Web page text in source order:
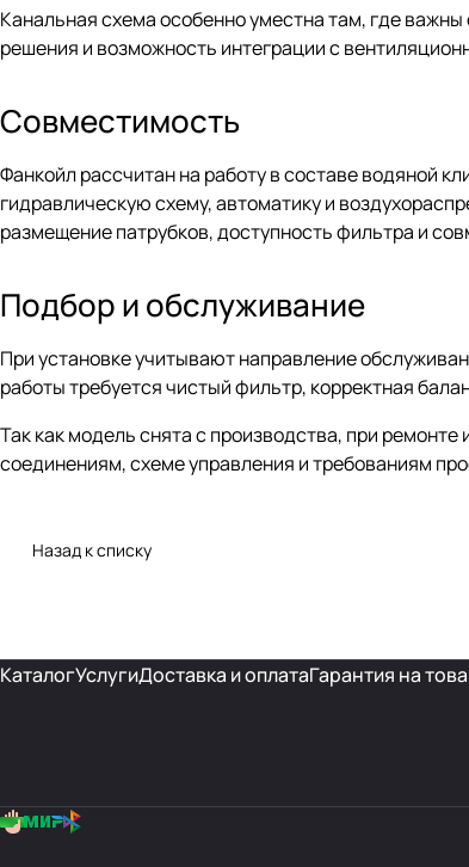
Канальная схема особенно уместна там, где
решения и возможность интеграции с
Совместимость
Фанкойл рассчитан на работу в составе водяной
гидравлическую схему, автоматику и
размещение патрубков, доступность фильтра и
Подбор и обслуживание
При установке учитывают направление
работы требуется чистый фильтр, корректная
Так как модель снята с производства, при
соединениям, схеме управления и требованиям
Назад к списку
КаталогУслугиДоставка и оплатаГарантия на